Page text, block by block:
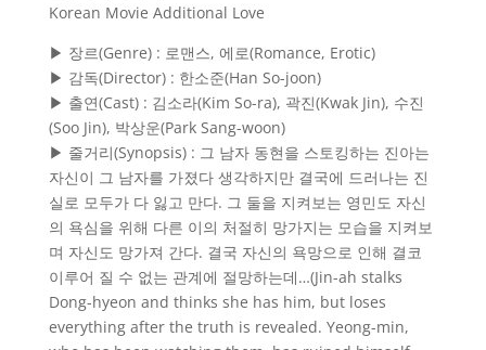
Korean Movie Additional Love
▶ 장르(Genre) : 로맨스, 에로(Romance, Erotic)
▶ 감독(Director) : 한소준(Han So-joon)
▶ 출연(Cast) : 김소라(Kim So-ra), 곽진(Kwak Jin), 수진
(Soo Jin), 박상운(Park Sang-woon)
▶ 줄거리(Synopsis) : 그 남자 동현을 스토킹하는 진아는
자신이 그 남자를 가졌다 생각하지만 결국에 드러나는 진
실로 모두가 다 잃고 만다. 그 둘을 지켜보는 영민도 자신
의 욕심을 위해 다른 이의 처절히 망가지는 모습을 지켜보
며 자신도 망가져 간다. 결국 자신의 욕망으로 인해 결코
이루어 질 수 없는 관계에 절망하는데…(Jin-ah stalks
Dong-hyeon and thinks she has him, but loses
everything after the truth is revealed. Yeong-min,